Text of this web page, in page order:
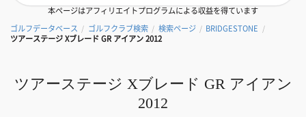
本ページはアフィリエイトプログラムによる収益を得ています
ゴルフデータベース / ゴルフクラブ検索 / 検索ページ / BRIDGESTONE /
ツアーステージ Xブレード GR アイアン 2012
ツアーステージ Xブレード GR アイアン
2012